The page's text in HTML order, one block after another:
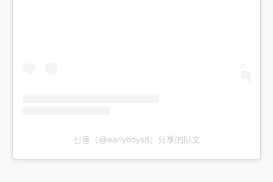
신동（@earlyboysd）分享的貼文